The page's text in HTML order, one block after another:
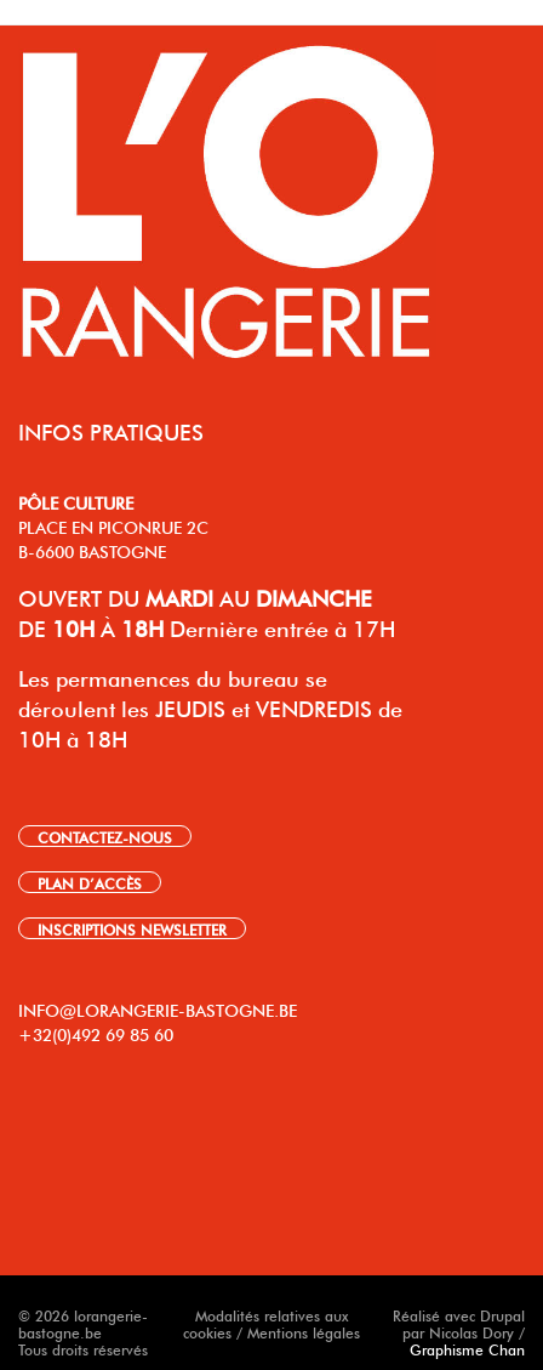
INFOS PRATIQUES
PÔLE CULTURE
PLACE EN PICONRUE 2C
B-6600 BASTOGNE
OUVERT DU MARDI AU DIMANCHE
DE 10H À 18H Dernière entrée à 17H
Les permanences du bureau se
déroulent les JEUDIS et VENDREDIS de
10H à 18H
CONTACTEZ-NOUS
PLAN D’ACCÈS
INSCRIPTIONS NEWSLETTER
INFO@LORANGERIE-BASTOGNE.BE
+32(0)492 69 85 60
© 2026 lorangerie-
bastogne.be
Tous droits réservés
Modalités relatives aux
cookies / Mentions légales
Réalisé avec Drupal
par Nicolas Dory /
Graphisme Chan